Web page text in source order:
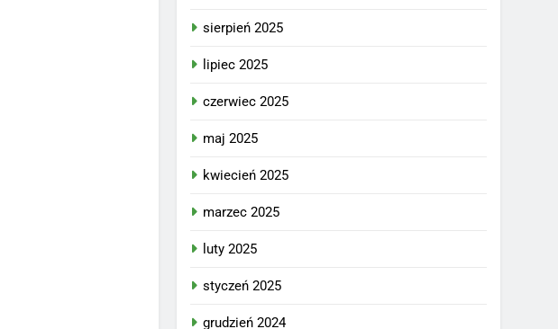
sierpień 2025
lipiec 2025
czerwiec 2025
maj 2025
kwiecień 2025
marzec 2025
luty 2025
styczeń 2025
grudzień 2024